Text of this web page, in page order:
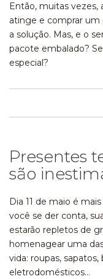
Então, muitas
atinge e comprar um
a solução. Mas, e o
pacote embalado?
especial?
Presentes
são
Dia 11 de maio é
você se der conta,
estarão repletos de
homenagear uma
vida: roupas,
eletrodomésticos…